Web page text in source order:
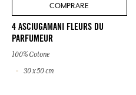
COMPRARE
4 ASCIUGAMANI FLEURS DU
PARFUMEUR
100% Cotone
30 x 50 cm